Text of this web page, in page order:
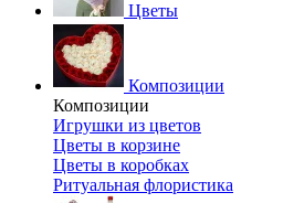
Цветы
Композиции
Композиции
Игрушки из цветов
Цветы в корзине
Цветы в коробках
Ритуальная флористика